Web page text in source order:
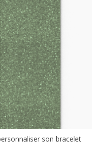
son bracelet